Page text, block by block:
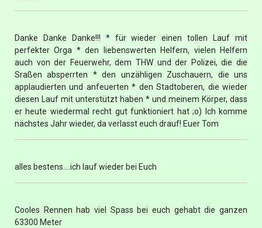
Danke Danke Danke!!! * für wieder einen tollen Lauf mit
perfekter Orga * den liebenswerten Helfern, vielen Helfern
auch von der Feuerwehr, dem THW und der Polizei, die die
Sraßen absperrten * den unzähligen Zuschauern, die uns
applaudierten und anfeuerten * den Stadtoberen, die wieder
diesen Lauf mit unterstützt haben * und meinem Körper, dass
er heute wiedermal recht gut funktioniert hat ;o) Ich komme
nächstes Jahr wieder, da verlasst euch drauf! Euer Tom
alles bestens....ich lauf wieder bei Euch
Cooles Rennen hab viel Spass bei euch gehabt die ganzen
63300 Meter